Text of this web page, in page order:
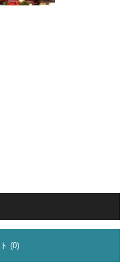
(0)